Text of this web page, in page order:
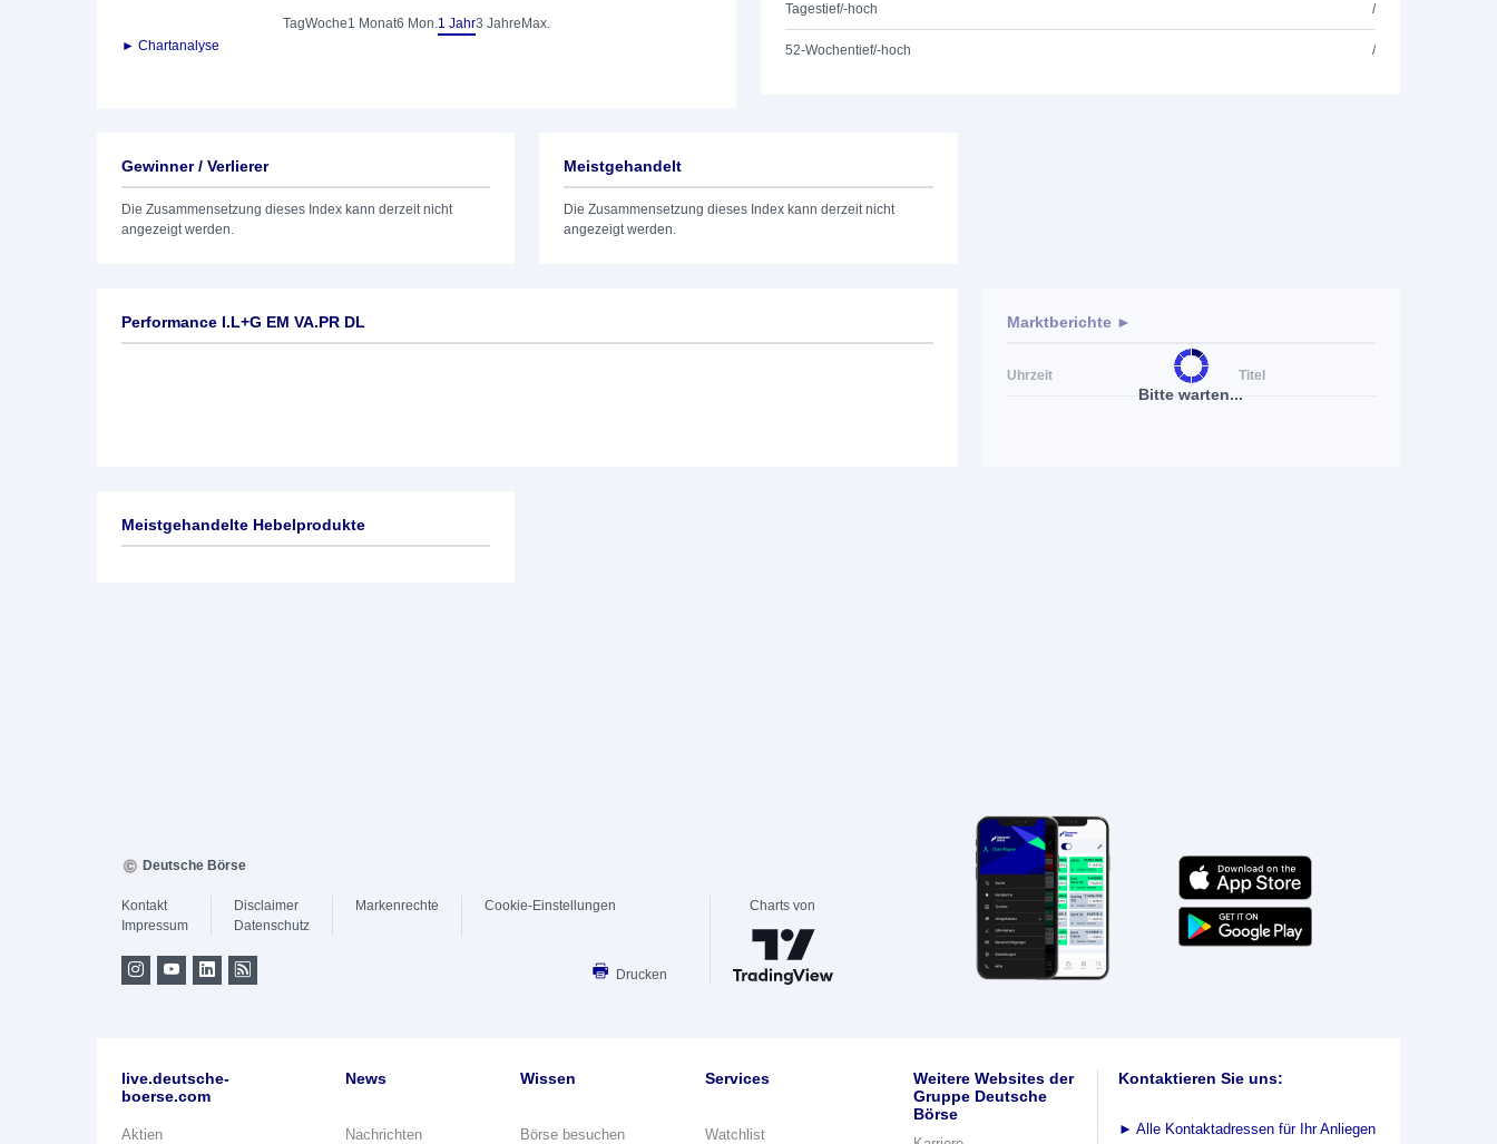
TagWoche1 Monat6 Mon.1 Jahr3 Jahre Max.
► Chartanalyse
Tagestief/-hoch /
52-Wochentief/-hoch /
Gewinner / Verlierer
Die Zusammensetzung dieses Index kann derzeit nicht
angezeigt werden.
Meistgehandelt
Die Zusammensetzung dieses Index kann derzeit nicht
angezeigt werden.
Performance I.L+G EM VA.PR DL
Bitte warten...
Marktberichte ►
Uhrzeit Titel
Meistgehandelte Hebelprodukte
Deutsche Börse
Kontakt
Impressum
Disclaimer
Datenschutz
Markenrechte Cookie-Einstellungen
Drucken
Charts von
live.deutsche-
boerse.com
Aktien
News
Nachrichten
Wissen
Börse besuchen
Services
Watchlist
Weitere Websites der
Gruppe Deutsche
Börse
Kontaktieren Sie uns:
► Alle Kontaktadressen für Ihr Anliegen